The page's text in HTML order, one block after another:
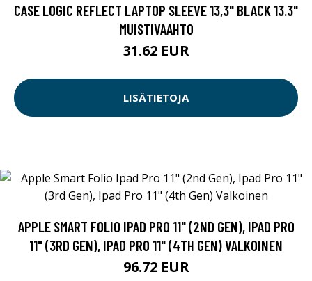
CASE LOGIC REFLECT LAPTOP SLEEVE 13,3" BLACK 13.3"
MUISTIVAAHTO
31.62 EUR
LISÄTIETOJA
APPLE SMART FOLIO IPAD PRO 11" (2ND GEN), IPAD PRO
11" (3RD GEN), IPAD PRO 11" (4TH GEN) VALKOINEN
96.72 EUR